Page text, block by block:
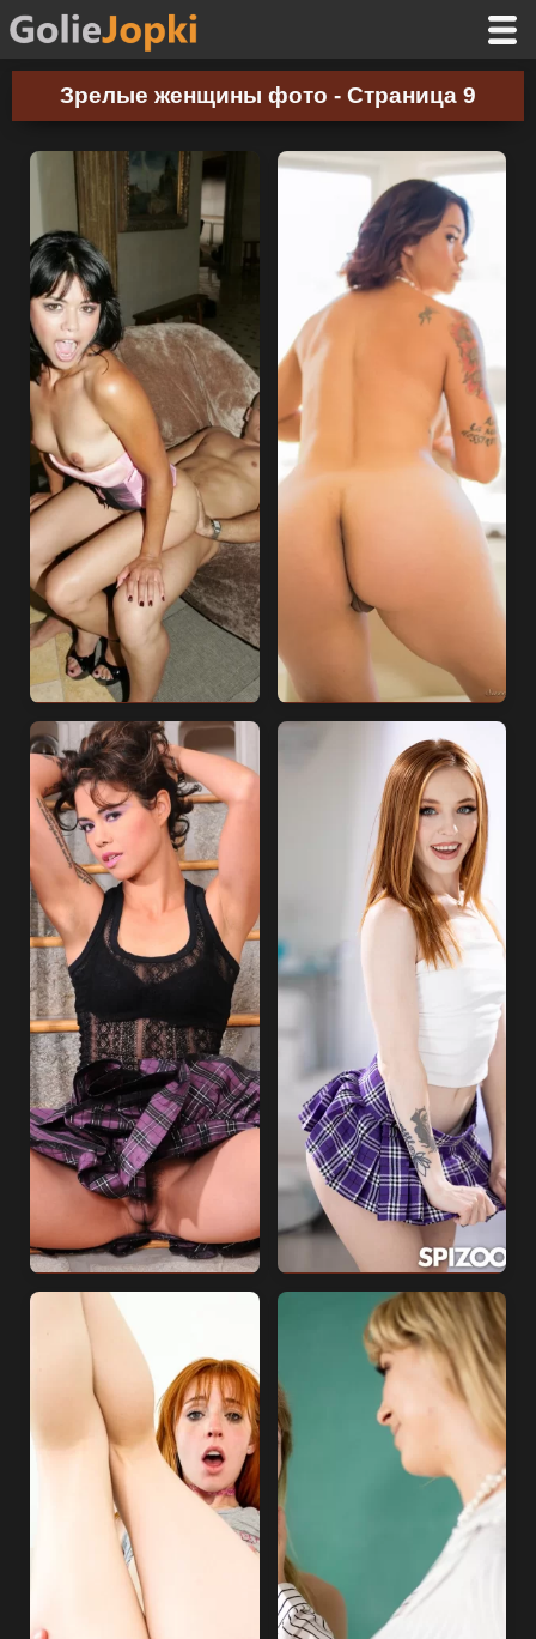
Зрелые женщины фото - Страница 9